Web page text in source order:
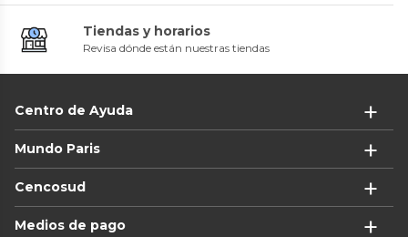
Tiendas y horarios
Revisa dónde están nuestras tiendas
Centro de Ayuda
Mundo Paris
Cencosud
Medios de pago